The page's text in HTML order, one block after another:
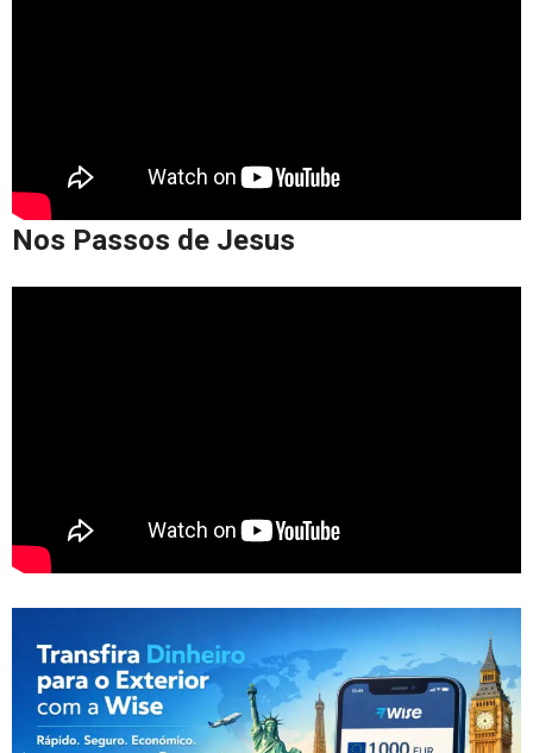
Nos Passos de Jesus